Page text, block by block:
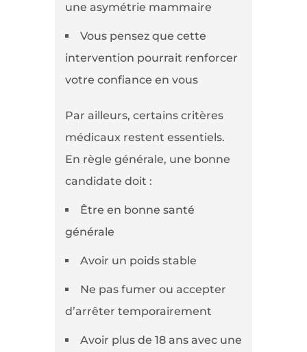
une asymétrie mammaire
Vous pensez que cette
intervention pourrait renforcer
votre confiance en vous
Par ailleurs, certains critères
médicaux restent essentiels.
En règle générale, une bonne
candidate doit :
Être en bonne santé
générale
Avoir un poids stable
Ne pas fumer ou accepter
d’arrêter temporairement
Avoir plus de 18 ans avec une